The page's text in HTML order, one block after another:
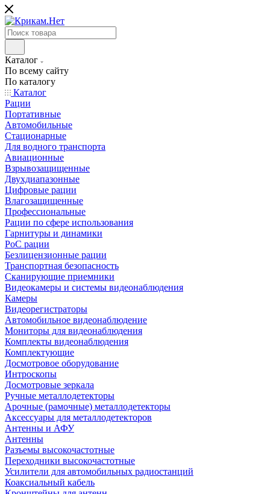
Каталог
По всему сайту
По каталогу
Каталог
Рации
Портативные
Автомобильные
Стационарные
Для водного транспорта
Авиационные
Взрывозащищенные
Двухдиапазонные
Цифровые рации
Влагозащищенные
Профессиональные
Рации по сфере использования
Гарнитуры и динамики
PoC рации
Безлицензионные рации
Транспортная безопасность
Сканирующие приемники
Видеокамеры и системы видеонаблюдения
Камеры
Видеорегистраторы
Автомобильное видеонаблюдение
Мониторы для видеонаблюдения
Комплекты видеонаблюдения
Комплектующие
Досмотровое оборудование
Интроскопы
Досмотровые зеркала
Ручные металлодетекторы
Арочные (рамочные) металлодетекторы
Аксессуары для металлодетекторов
Антенны и АФУ
Антенны
Разъемы высокочастотные
Переходники высокочастотные
Усилители для автомобильных радиостанций
Коаксиальный кабель